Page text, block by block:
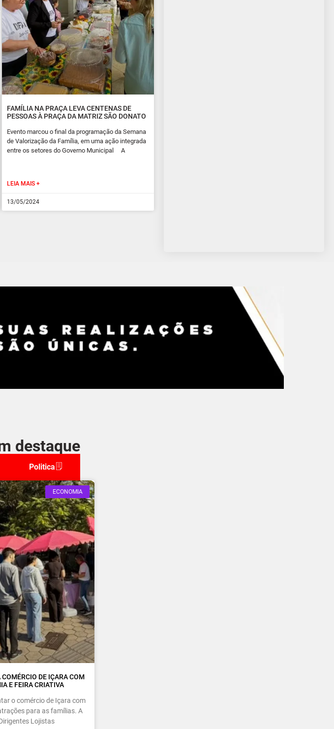
FAMÍLIA NA PRAÇA LEVA CENTENAS DE
PESSOAS À PRAÇA DA MATRIZ SÃO DONATO
Evento marcou o final da programação da Semana
de Valorização da Família, em uma ação integrada
entre os setores do Governo Municipal A
LEIA MAIS +
13/05/2024
destaque
Politica
ECONOMIA
DE IÇARA COM
E FEIRA CRIATIVA
o comércio de Içara com
para as famílias. A
Lojistas